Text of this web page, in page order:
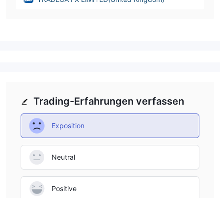
Trading-Erfahrungen verfassen
Exposition
Neutral
Positive